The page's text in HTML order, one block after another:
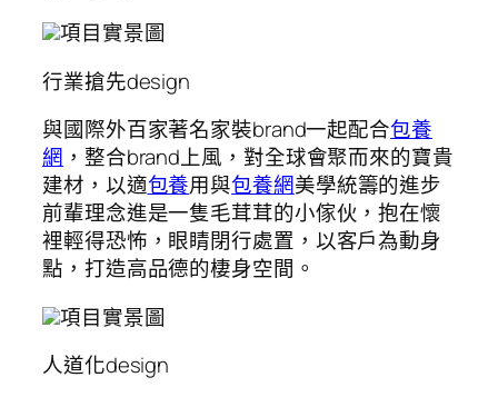
項目實景圖
行業搶先design
與國際外百家著名家裝brand一起配合包養
網 ，整合brand上風，對全球會聚而來的寶貴
建材，以適包養用與包養網美學統籌的進步
前輩理念進是一隻毛茸茸的小傢伙，抱在懷
裡輕得恐怖，眼睛閉行處置，以客戶為動身
點，打造高品德的棲身空間。
項目實景圖
人道化design